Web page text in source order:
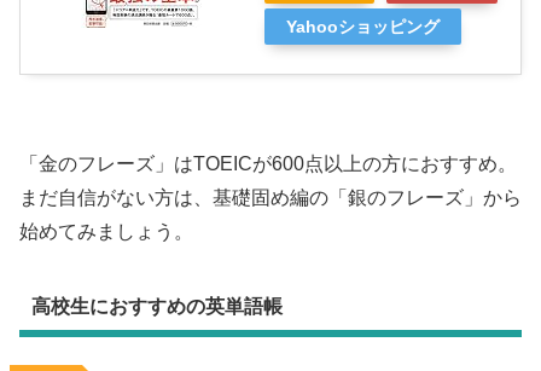
Yahooショッピング
「金のフレーズ」はTOEICが600点以上の方におすすめ。
まだ自信がない方は、基礎固め編の「銀のフレーズ」から
始めてみましょう。
高校生におすすめの英単語帳